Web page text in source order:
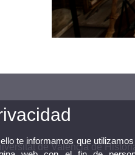
de València de
te informamos que